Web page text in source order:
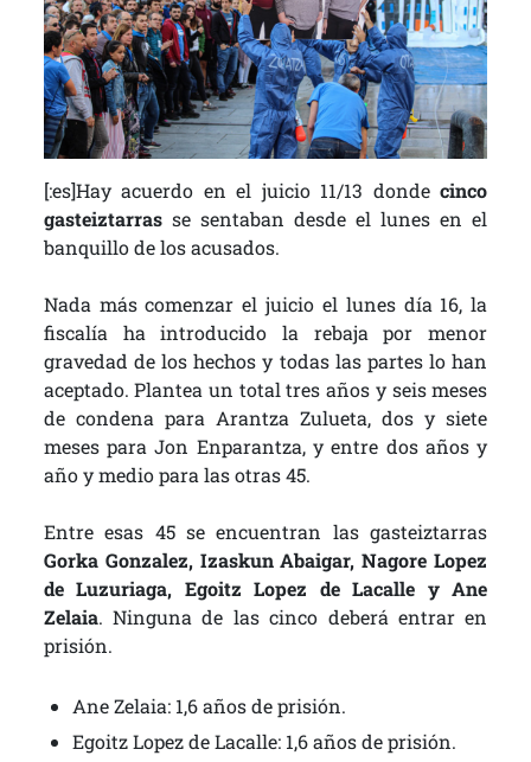
[:es]Hay acuerdo en el juicio 11/13 dondecinco
gasteiztarrasse sentaban desde el lunes en el
banquillo de los acusados.
Nada más comenzar el juicio el lunes día 16, la
fiscalía ha introducido la rebaja por menor
gravedad de los hechos y todas las partes lo han
aceptado. Plantea un total tres años y seis meses
de condena para Arantza Zulueta, dos y siete
meses para Jon Enparantza, y entre dos años y
año y medio para las otras 45.
Entre esas 45 se encuentran las gasteiztarras
Gorka Gonzalez, Izaskun Abaigar, Nagore Lopez
de Luzuriaga, Egoitz Lopez de Lacalle y Ane
Zelaia. Ninguna de las cinco deberá entrar en
prisión.
Ane Zelaia: 1,6 años de prisión.
Egoitz Lopez de Lacalle: 1,6 años de prisión.